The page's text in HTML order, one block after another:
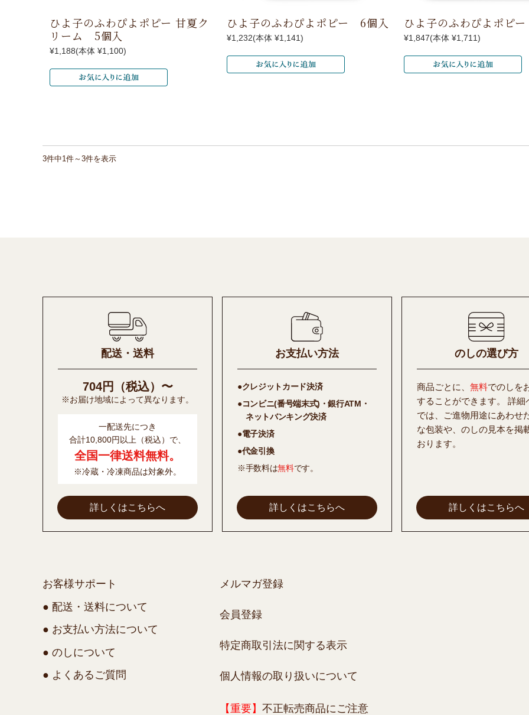
ひよ子のふわぴよポピー 甘夏ク
リーム 5個入
¥1,188(本体 ¥1,100)
ひよ子のふわぴよポピー 6個入
¥1,232(本体 ¥1,141)
ひよ子のふわぴよポピ
¥1,847(本体 ¥1,711)
3件中1件～3件を表示
配送・送料
704円（税込）〜
※お届け地域によって異なります。
一配送先につき
合計10,800円以上（税込）で、
全国一律送料無料。
※冷蔵・冷凍商品は対象外。
詳しくはこちらへ
お支払い方法
●クレジットカード決済
●コンビニ(番号端末式)・銀行ATM・
ネットバンキング決済
●電子決済
●代金引換
※手数料は無料です。
詳しくはこちらへ
のしの選び方
商品ごとに、 無料でのしを
することができます。 詳細
では、ご進物用途にあわせ
な包装や、のしの見本を掲
おります。
詳しくはこちらへ
お客様サポート
● 配送・送料について
● お支払い方法について
● のしについて
● よくあるご質問
メルマガ登録
会員登録
特定商取引法に関する表示
個人情報の取り扱いについて
【重要】 不正転売商品にご注意